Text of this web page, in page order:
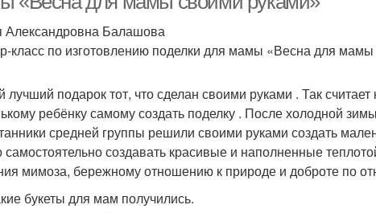
Александровна Балашова
класс по изготовлению поделки для мамы «Весна для
подарок тот, что сделан своими руками . Так
ребёнку самому создать поделку . После холодной
средней группы решили своими руками создать
самостоятельно создавать красивые и наполненные
мимоза, бережному отношению к природе и доброте по
букеты для мам получились.